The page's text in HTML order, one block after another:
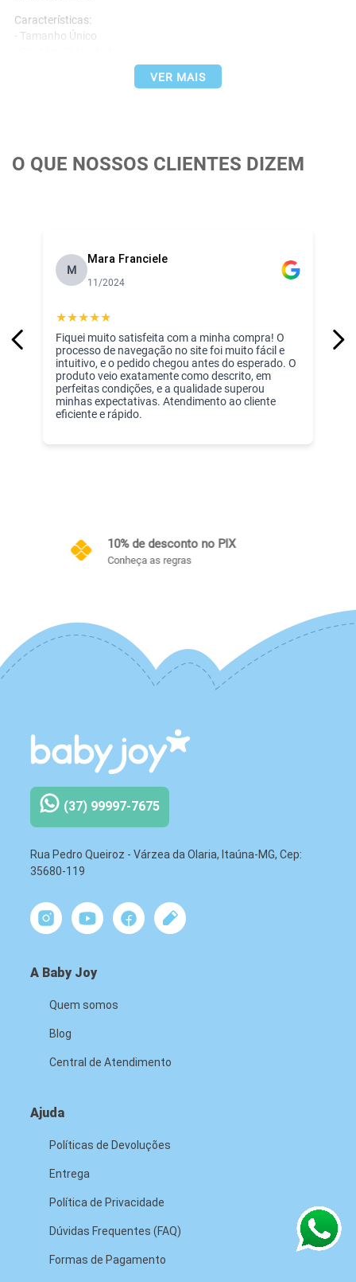
Características:
- Tamanho Único
- Medidas Aproximadas: 22,5 cm x 32 cm
- Tecido Frente: Felpa 100% Algodão
- Fácil Higienização
- Toque Macio
VER MAIS
O QUE NOSSOS CLIENTES DIZEM
M
Mara Franciele
11/2024
★★★★★
Fiquei muito satisfeita com a minha compra! O
processo de navegação no site foi muito fácil e
intuitivo, e o pedido chegou antes do esperado. O
produto veio exatamente como descrito, em
perfeitas condições, e a qualidade superou
minhas expectativas. Atendimento ao cliente
eficiente e rápido.
Frete GrátisConheça as regras
(37) 99997-7675
Rua Pedro Queiroz - Várzea da Olaria, Itaúna-MG, Cep:
35680-119
A Baby Joy
Quem somos
Blog
Central de Atendimento
Ajuda
Políticas de Devoluções
Entrega
Política de Privacidade
Dúvidas Frequentes (FAQ)
Formas de Pagamento